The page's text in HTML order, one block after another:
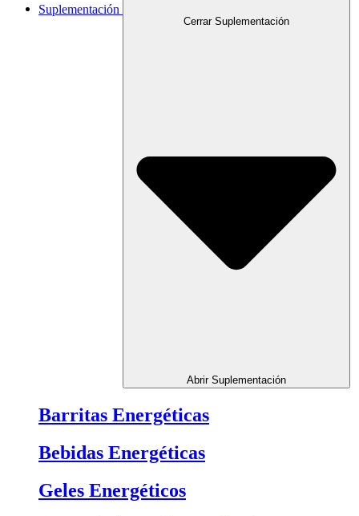
Suplementación
Cerrar Suplementación
Abrir Suplementación
Barritas Energéticas
Bebidas Energéticas
Geles Energéticos